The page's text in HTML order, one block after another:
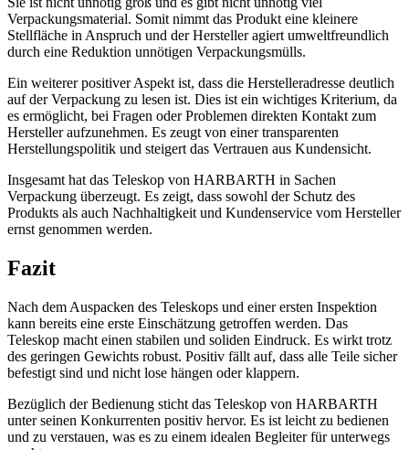
Verpackungsmaterial. Somit nimmt das Produkt eine kleinere
Stellfläche in Anspruch und der Hersteller agiert umweltfreundlich
durch eine Reduktion unnötigen Verpackungsmülls.
Ein weiterer positiver Aspekt ist, dass die Herstelleradresse deutlich
auf der Verpackung zu lesen ist. Dies ist ein wichtiges Kriterium, da
es ermöglicht, bei Fragen oder Problemen direkten Kontakt zum
Hersteller aufzunehmen. Es zeugt von einer transparenten
Herstellungspolitik und steigert das Vertrauen aus Kundensicht.
Insgesamt hat das Teleskop von HARBARTH in Sachen
Verpackung überzeugt. Es zeigt, dass sowohl der Schutz des
Produkts als auch Nachhaltigkeit und Kundenservice vom Hersteller
ernst genommen werden.
Fazit
Nach dem Auspacken des Teleskops und einer ersten Inspektion
kann bereits eine erste Einschätzung getroffen werden. Das
Teleskop macht einen stabilen und soliden Eindruck. Es wirkt trotz
des geringen Gewichts robust. Positiv fällt auf, dass alle Teile sicher
befestigt sind und nicht lose hängen oder klappern.
Bezüglich der Bedienung sticht das Teleskop von HARBARTH
unter seinen Konkurrenten positiv hervor. Es ist leicht zu bedienen
und zu verstauen, was es zu einem idealen Begleiter für unterwegs